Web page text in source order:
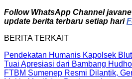
Follow WhatsApp Channel
update berita terbaru setiap hari
BERITA TERKAIT
Pendekatan Humanis Kapolsek
Tuai Apresiasi dari Bambang
FTBM Sumenep Resmi Dilantik,